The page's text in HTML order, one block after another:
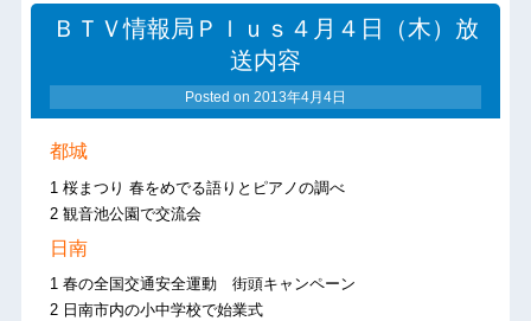
ＢＴＶ情報局Ｐｌｕｓ４月４日（木）放
送内容
Posted on 2013年4月4日
都城
1 桜まつり 春をめでる語りとピアノの調べ
2 観音池公園で交流会
日南
1 春の全国交通安全運動 街頭キャンペーン
2 日南市内の小中学校で始業式